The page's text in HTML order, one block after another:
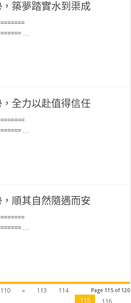
築夢踏實水到渠成
…
全力以赴值得信任
…
順其自然隨遇而安
…
Page 115 of 120
110 « 113
114
115
116